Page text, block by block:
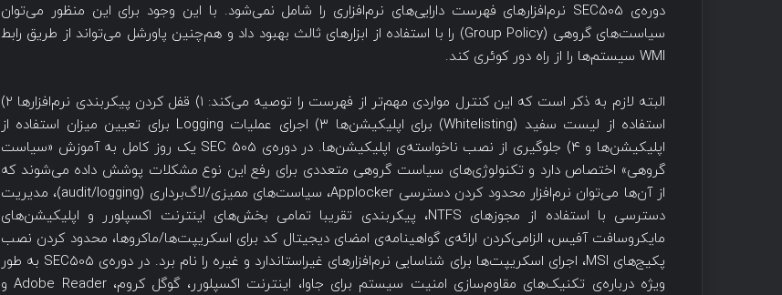
دوره‌ی SEC505 نرم‌افزارهای فهرست دارایی‌های نرم‌افزاری را شامل نمی‌شود. با این وجود برای این منظور می‌توان
سیاست‌های گروهی (Group Policy) را با استفاده از ابزارهای ثالث بهبود داد و هم‌چنین پاورشل می‌تواند از طریق رابط
WMI سیستم‌ها را از راه دور کوئری کند.
البته لازم به ذکر است که این کنترل مواردی مهم‌تر از فهرست را توصیه می‌کند: ۱) قفل کردن پیکربندی نرم‌افزارها ۲)
استفاده از لیست سفید (Whitelisting) برای اپلیکیشن‌ها ۳) اجرای عملیات Logging برای تعیین میزان استفاده از
اپلیکیشن‌ها و ۴) جلوگیری از نصب ناخواسته‌ی اپلیکیشن‌ها. در دوره‌ی SEC 505 یک روز کامل به آموزش «سیاست
گروهی» اختصاص دارد و تکنولوژی‌های سیاست گروهی متعددی برای رفع این نوع مشکلات پوشش داده می‌شوند که
از آن‌ها می‌توان نرم‌افزار محدود کردن دسترسی Applocker، سیاست‌های ممیزی/لاگ‌برداری (audit/logging)، مدیریت
دسترسی با استفاده از مجوزهای NTFS، پیکربندی تقریبا تمامی بخش‌های اینترنت اکسپلورر و اپلیکیشن‌های
مایکروسافت آفیس، الزامی‌کردن ارائه‌ی گواهینامه‌ی امضای دیجیتال کد برای اسکریپت‌ها/ماکروها، محدود کردن نصب
پکیج‌های MSI، اجرای اسکریپت‌ها برای شناسایی نرم‌افزارهای غیراستاندارد و غیره را نام برد. در دوره‌ی SEC505 به طور
ویژه درباره‌ی تکنیک‌های مقاوم‌سازی امنیت سیستم برای جاوا، اینترنت اکسپلورر، گوگل کروم، Adobe Reader و